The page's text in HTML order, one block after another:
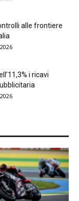
alle frontiere
i ricavi